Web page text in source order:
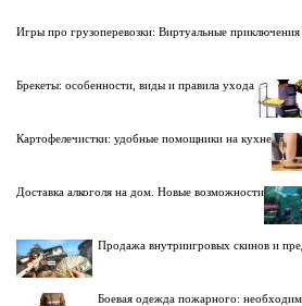
Игры про грузоперевозки: Виртуальные
Брекеты: особенности, виды и правила ухода
Картофелечистки: удобные помощники на кухне
Доставка алкоголя на дом. Новые возможности
Продажа внутриигровых скинов и
Боевая одежда пожарного: